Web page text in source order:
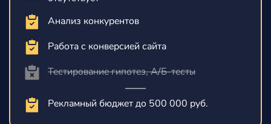
Анализ конкурентов
Работа с конверсией сайта
Тестирование гипотез, А/Б-тесты
Рекламный бюджет до 500 000 руб.